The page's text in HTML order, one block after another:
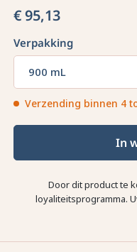
€ 95,13
Verpakking
900 mL
Verzending binnen 4
In
Door dit product te
loyaliteitsprogramma.